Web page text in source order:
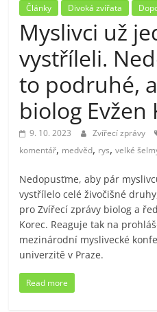
Články Divoká zvířata
Myslivci už
vystříleli.
to podruhé,
biolog Evžen
9. 10. 2023 Zvířecí zprávy
komentář, medvěd, rys,velké
Nedopusťme, aby pár
vystřílelo celé živočišné
pro Zvířecí zprávy biolog a
Korec. Reaguje tak na
mezinárodní myslivecké
univerzitě v Praze.
Read more